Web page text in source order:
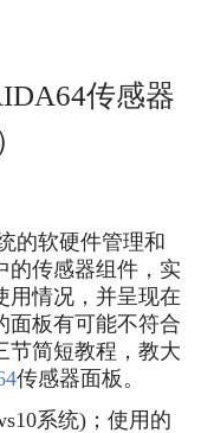
传感器
的软硬件管理和
的传感器组件，实
用情况，并呈现在
面板有可能不符合
节简短教程，教大
传感器面板。
系统)；使用的